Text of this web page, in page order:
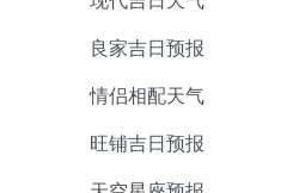
良家吉日预报
情侣相配天气
旺铺吉日预报